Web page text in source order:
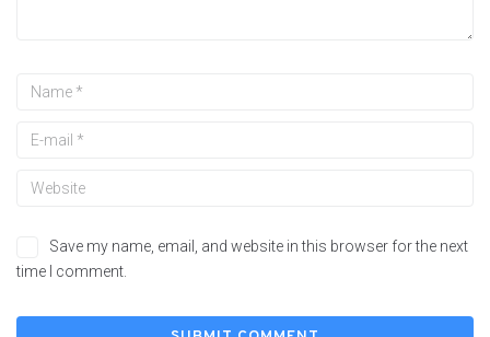
Save my name, email, and website in this browser for the next
time I comment.